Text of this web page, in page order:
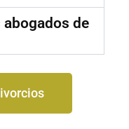
abogados de